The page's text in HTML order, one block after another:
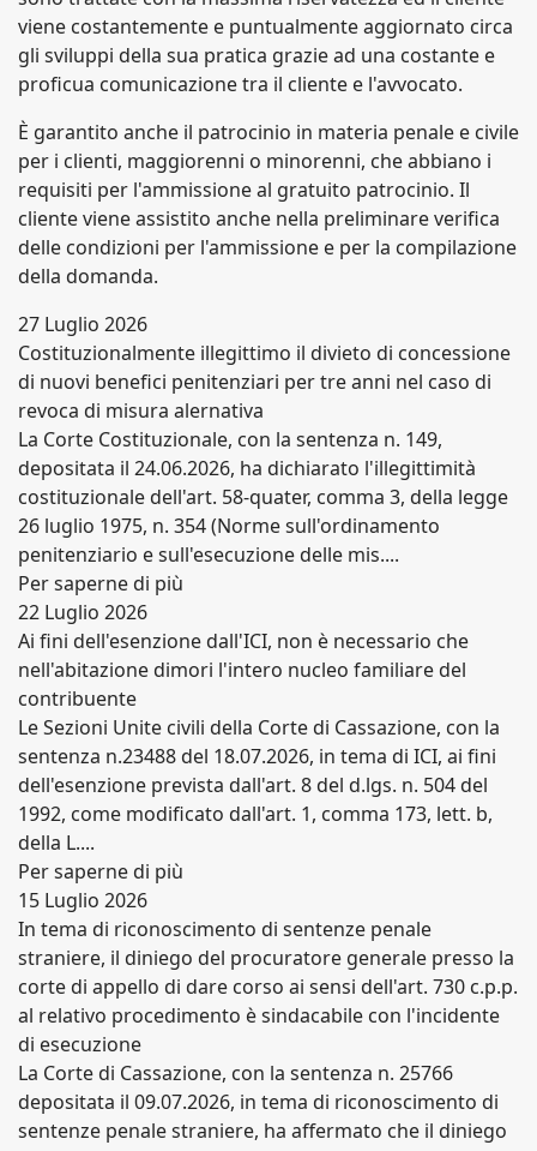
viene costantemente e puntualmente aggiornato circa
gli sviluppi della sua pratica grazie ad una costante e
proficua comunicazione tra il cliente e l'avvocato.
È garantito anche il patrocinio in materia penale e civile
per i clienti, maggiorenni o minorenni, che abbiano i
requisiti per l'ammissione al gratuito patrocinio. Il
cliente viene assistito anche nella preliminare verifica
delle condizioni per l'ammissione e per la compilazione
della domanda.
27 Luglio 2026
Costituzionalmente illegittimo il divieto di concessione
di nuovi benefici penitenziari per tre anni nel caso di
revoca di misura alernativa
La Corte Costituzionale, con la sentenza n. 149,
depositata il 24.06.2026, ha dichiarato l'illegittimità
costituzionale dell'art. 58-quater, comma 3, della legge
26 luglio 1975, n. 354 (Norme sull'ordinamento
penitenziario e sull'esecuzione delle mis....
Per saperne di più
22 Luglio 2026
Ai fini dell'esenzione dall'ICI, non è necessario che
nell'abitazione dimori l'intero nucleo familiare del
contribuente
Le Sezioni Unite civili della Corte di Cassazione, con la
sentenza n.23488 del 18.07.2026, in tema di ICI, ai fini
dell'esenzione prevista dall'art. 8 del d.lgs. n. 504 del
1992, come modificato dall'art. 1, comma 173, lett. b,
della L....
Per saperne di più
15 Luglio 2026
In tema di riconoscimento di sentenze penale
straniere, il diniego del procuratore generale presso la
corte di appello di dare corso ai sensi dell'art. 730 c.p.p.
al relativo procedimento è sindacabile con l'incidente
di esecuzione
La Corte di Cassazione, con la sentenza n. 25766
depositata il 09.07.2026, in tema di riconoscimento di
sentenze penale straniere, ha affermato che il diniego